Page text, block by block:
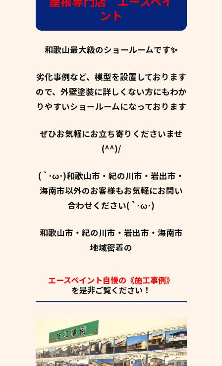
ント
和歌山最大級のショールームです✨
劣化事例など、模型を設置しております
ので、外壁塗装に詳しくない方にもわか
りやすいショールームになっております
ぜひお気軽にお立ち寄りくださいませ
(^^)/
( `･ω･)和歌山市・紀の川市・岩出市・
海南市以外のお客様もお気軽にお問い
合わせください( `･ω･)
和歌山市・紀の川市・岩出市・海南市
地域密着の
エースペイント自慢の《施工事例》
を是非ご覧ください！